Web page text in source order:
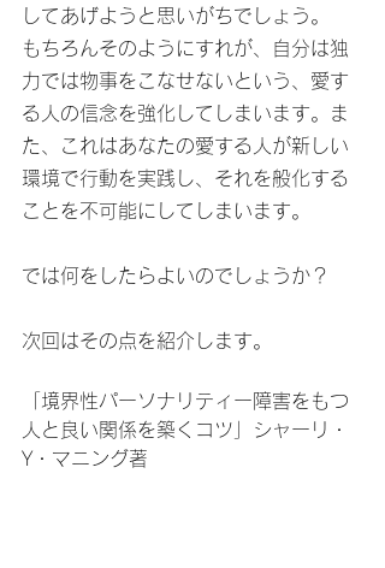
してあげようと思いがちでしょう。
もちろんそのようにすれが、自分は独
力では物事をこなせないという、愛す
る人の信念を強化してしまいます。ま
た、これはあなたの愛する人が新しい
環境で行動を実践し、それを般化する
ことを不可能にしてしまいます。
では何をしたらよいのでしょうか？
次回はその点を紹介します。
「境界性パーソナリティー障害をもつ
人と良い関係を築くコツ」シャーリ・
Y・マニング著